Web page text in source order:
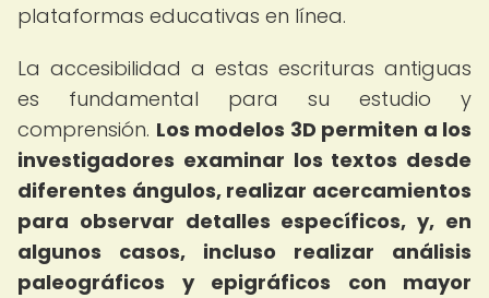
plataformas educativas en línea.
La accesibilidad a estas escrituras antiguas
es fundamental para su estudio y
comprensión. Los modelos 3D permiten a los
investigadores examinar los textos desde
diferentes ángulos, realizar acercamientos
para observar detalles específicos, y, en
algunos casos, incluso realizar análisis
paleográficos y epigráficos con mayor